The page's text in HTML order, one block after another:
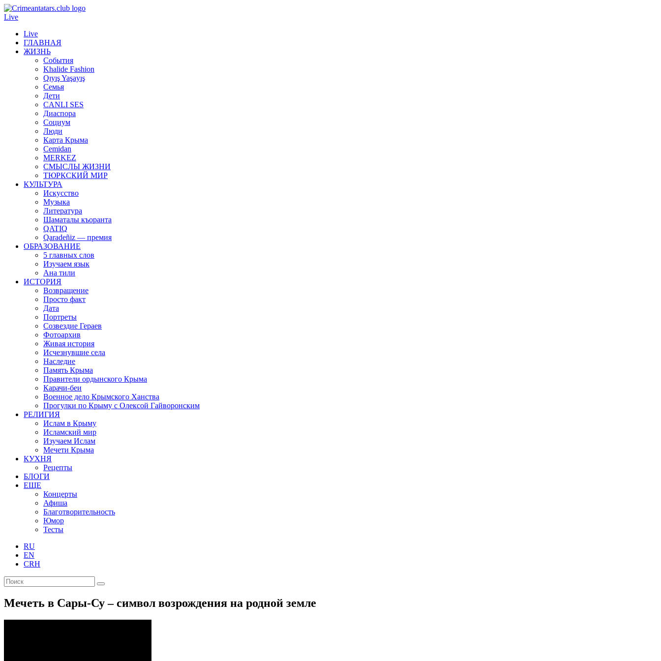
Live
Live
ГЛАВНАЯ
ЖИЗНЬ
События
Khalide Fashion
Qıyış Yaşayış
Семья
Дети
CANLI SES
Диаспора
Социум
Люди
Карта Крыма
Cemidan
МERKEZ
СМЫСЛЫ ЖИЗНИ
ТЮРКСКИЙ МИР
КУЛЬТУРА
Искусство
Музыка
Литература
Шаматалы къоранта
QATIQ
Qaradeñiz — премия
ОБРАЗОВАНИЕ
5 главных слов
Изучаем язык
Ана тили
ИСТОРИЯ
Возвращение
Просто факт
Дата
Портреты
Созвездие Гераев
Фотоархив
Живая история
Исчезнувшие села
Наследие
Память Крыма
Правители ордынского Крыма
Карачи-беи
Военное дело Крымского Ханства
Прогулки по Крыму с Олексой Гайворонским
РЕЛИГИЯ
Ислам в Крыму
Исламский мир
Изучаем Ислам
Мечети Крыма
КУХНЯ
Рецепты
БЛОГИ
ЕЩЕ
Концерты
Афиша
Благотворительность
Юмор
Тесты
RU
EN
CRH
Мечеть в Сары-Су – символ возрождения на родной земле